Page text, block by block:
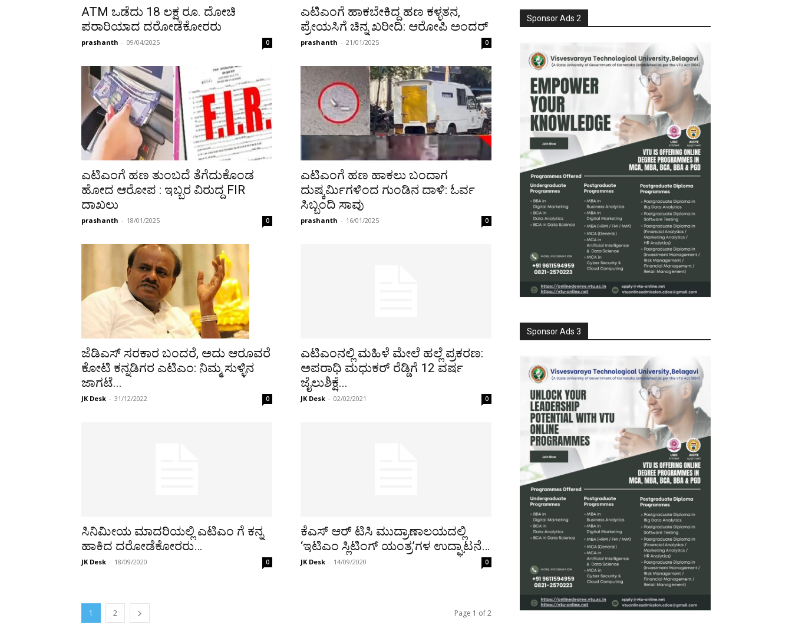
ATM ಒಡೆದು 18 ಲಕ್ಷ ರೂ. ದೋಚಿ
ಪರಾರಿಯಾದ ದರೋಡೆಕೋರರು
prashanth - 09/04/2025 0
ಎಟಿಎಂಗೆ ಹಾಕಬೇಕಿದ್ದ ಹಣ ಕಳ್ಳತನ,
ಪ್ರೇಯಸಿಗೆ ಚಿನ್ನ ಖರೀದಿ: ಆರೋಪಿ ಅಂದರ್
prashanth - 21/01/2025 0
ಎಟಿಎಂಗೆ ಹಣ ತುಂಬದೆ‌ ತೆಗೆದುಕೊಂಡ
ಹೋದ ಆರೋಪ : ಇಬ್ಬರ ವಿರುದ್ದ FIR
ದಾಖಲು
prashanth - 18/01/2025 0
ಎಟಿಎಂಗೆ ಹಣ ಹಾಕಲು ಬಂದಾಗ
ದುಷ್ಕರ್ಮಿಗಳಿಂದ ಗುಂಡಿನ ದಾಳಿ: ಓರ್ವ
ಸಿಬ್ಬಂದಿ ಸಾವು
prashanth - 16/01/2025 0
ಜೆಡಿಎಸ್ ಸರಕಾರ ಬಂದರೆ, ಅದು ಆರೂವರೆ
ಕೋಟಿ ಕನ್ನಡಿಗರ ಎಟಿಎಂ: ನಿಮ್ಮ ಸುಳ್ಳಿನ
ಜಾಗಟೆ...
JK Desk - 31/12/2022 0
ಎಟಿಎಂನಲ್ಲಿ ಮಹಿಳೆ ಮೇಲೆ ಹಲ್ಲೆ ಪ್ರಕರಣ:
ಅಪರಾಧಿ ಮಧುಕರ್ ರೆಡ್ಡಿಗೆ 12 ವರ್ಷ
ಜೈಲುಶಿಕ್ಷೆ...
JK Desk - 02/02/2021 0
ಸಿನಿಮೀಯ ಮಾದರಿಯಲ್ಲಿ ಎಟಿಎಂ ಗೆ ಕನ್ನ
ಹಾಕಿದ ದರೋಡೆಕೋರರು…
JK Desk - 18/09/2020 0
ಕೆಎಸ್ ಆರ್ ಟಿಸಿ ಮುದ್ರಾಣಾಲಯದಲ್ಲಿ
‘ಇಟಿಎಂ ಸ್ಲಿಟಿಂಗ್ ಯಂತ್ರ’ಗಳ ಉದ್ಘಾಟನೆ…
JK Desk - 14/09/2020 0
1 2 Page 1 of 2
Sponsor Ads 2
Sponsor Ads 3